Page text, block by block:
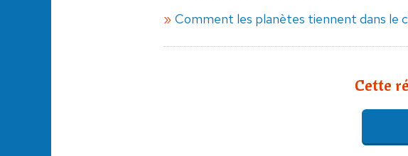
Comment les planètes tiennent dans le
Cette